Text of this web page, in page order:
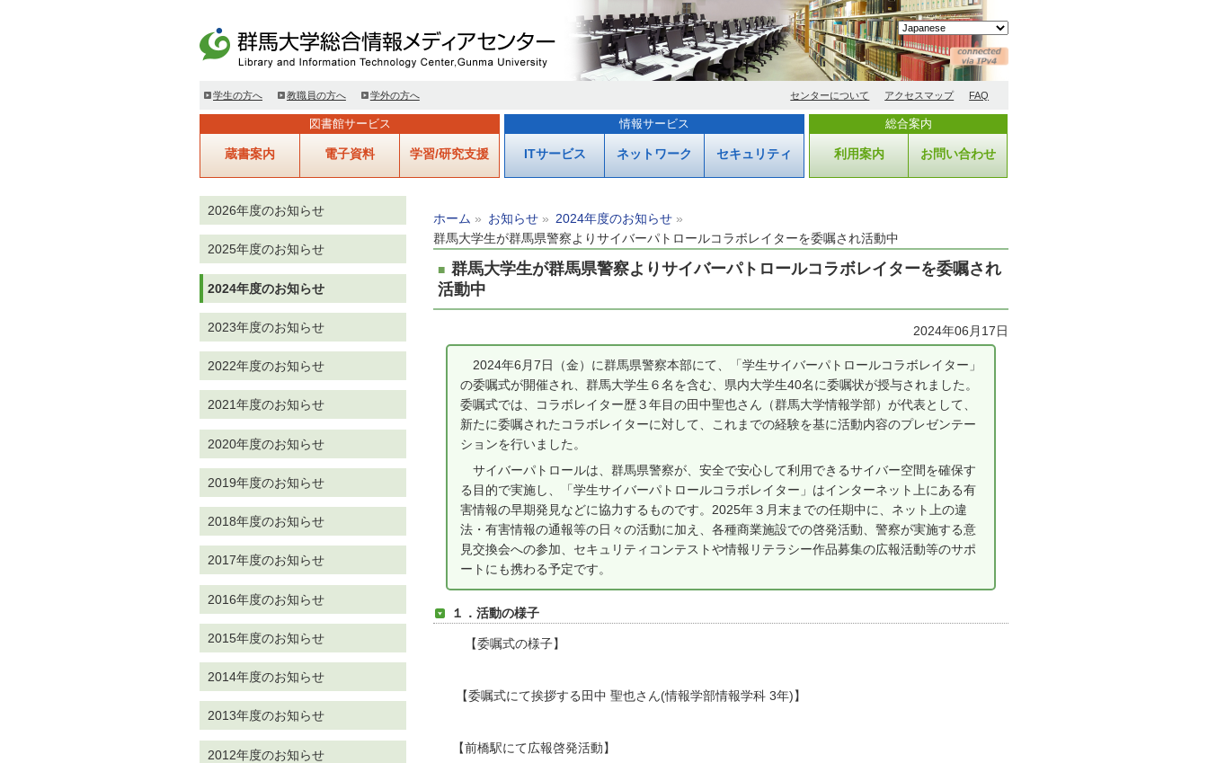
センターについて アクセスマップ FAQ
学生の方へ 教職員の方へ 学外の方へ
図書館サービス
蔵書案内 電子資料 学習/研究支援
情報サービス
ITサービス ネットワーク セキュリティ
総合案内
利用案内 お問い合わせ
ホーム お知らせ
2024年度のお知らせ
群馬大学生が群馬県警察よりサイバーパトロールコラボレイターを委嘱され活動中
群馬大学生が群馬県警察よりサイバーパトロールコラボレイターを委嘱され
活動中
2024年06月17日
2024年6月7日（金）に群馬県警察本部にて、「学生サイバーパトロールコラボレイター」
の委嘱式が開催され、群馬大学生６名を含む、県内大学生40名に委嘱状が授与されました。
委嘱式では、コラボレイター歴３年目の田中聖也さん（群馬大学情報学部）が代表として、
新たに委嘱されたコラボレイターに対して、これまでの経験を基に活動内容のプレゼンテー
ションを行いました。
サイバーパトロールは、群馬県警察が、安全で安心して利用できるサイバー空間を確保す
る目的で実施し、「学生サイバーパトロールコラボレイター」はインターネット上にある有
害情報の早期発見などに協力するものです。2025年３月末までの任期中に、ネット上の違
法・有害情報の通報等の日々の活動に加え、各種商業施設での啓発活動、警察が実施する意
見交換会への参加、セキュリティコンテストや情報リテラシー作品募集の広報活動等のサポ
ートにも携わる予定です。
１．活動の様子
【委嘱式の様子】
【委嘱式にて挨拶する田中 聖也さん(情報学部情報学科 3年)】
【前橋駅にて広報啓発活動】
2026年度のお知らせ
2025年度のお知らせ
2024年度のお知らせ
2023年度のお知らせ
2022年度のお知らせ
2021年度のお知らせ
2020年度のお知らせ
2019年度のお知らせ
2018年度のお知らせ
2017年度のお知らせ
2016年度のお知らせ
2015年度のお知らせ
2014年度のお知らせ
2013年度のお知らせ
2012年度のお知らせ